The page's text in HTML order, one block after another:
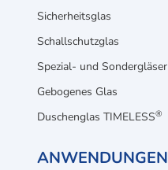
Sicherheitsglas
Schallschutzglas
Spezial- und Sondergläser
Gebogenes Glas
Duschenglas TIMELESS®
ANWENDUNGEN